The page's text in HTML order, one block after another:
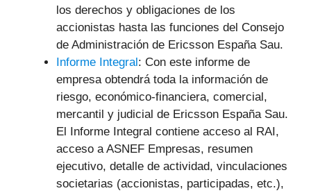
los derechos y obligaciones de los
accionistas hasta las funciones del Consejo
de Administración de Ericsson España Sau.
Informe Integral: Con este informe de
empresa obtendrá toda la información de
riesgo, económico-financiera, comercial,
mercantil y judicial de Ericsson España Sau.
El Informe Integral contiene acceso al RAI,
acceso a ASNEF Empresas, resumen
ejecutivo, detalle de actividad, vinculaciones
societarias (accionistas, participadas, etc.),